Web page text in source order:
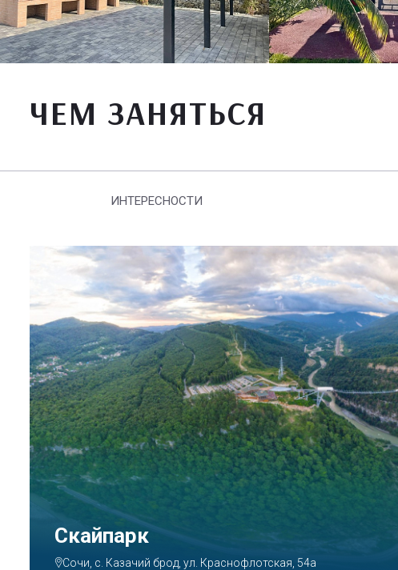
ЧЕМ ЗАНЯТЬСЯ
ИНТЕРЕСНОСТИ
Парк «Ривьера»
Сочи, ул. Егорова, 1/6, микрорайон Центральный